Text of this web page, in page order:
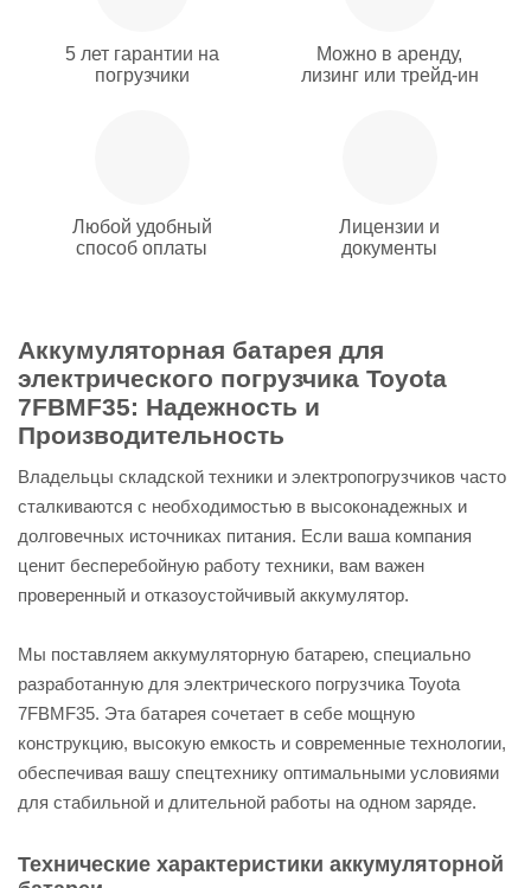
5 лет гарантии на
погрузчики
Можно в аренду,
лизинг или трейд-ин
Любой удобный
способ оплаты
Лицензии и
документы
Аккумуляторная батарея для
электрического погрузчика Toyota
7FBMF35: Надежность и
Производительность
Владельцы складской техники и электропогрузчиков часто
сталкиваются с необходимостью в высоконадежных и
долговечных источниках питания. Если ваша компания
ценит бесперебойную работу техники, вам важен
проверенный и отказоустойчивый аккумулятор.
Мы поставляем аккумуляторную батарею, специально
разработанную для электрического погрузчика Toyota
7FBMF35. Эта батарея сочетает в себе мощную
конструкцию, высокую емкость и современные технологии,
обеспечивая вашу спецтехнику оптимальными условиями
для стабильной и длительной работы на одном заряде.
Технические характеристики аккумуляторной